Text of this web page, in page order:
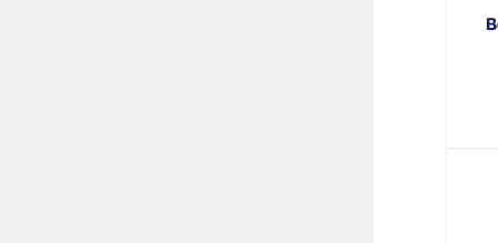
boite bois nantes caramels au beurre salé et à la